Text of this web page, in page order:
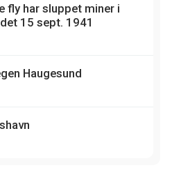
fly har sluppet miner i
15 sept. 1941
Haugesund